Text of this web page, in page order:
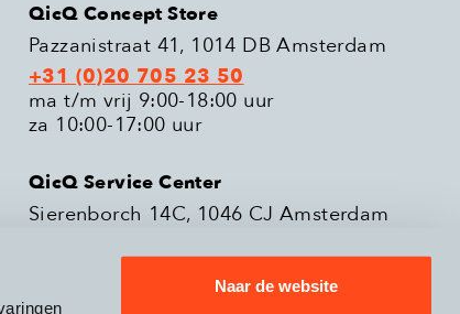
Naar de website
QicQ Concept Store
Pazzanistraat 41, 1014 DB Amsterdam
+31 (0)20 705 23 50
ma t/m vrij 9:00-18:00 uur
za 10:00-17:00 uur
QicQ Service Center
Sierenborch 14C, 1046 CJ Amsterdam